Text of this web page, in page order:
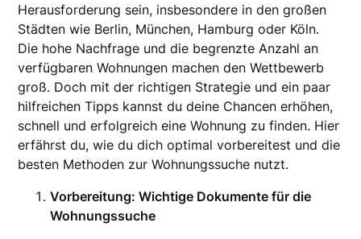
Herausforderung sein, insbesondere in den großen
Städten wie Berlin, München, Hamburg oder Köln.
Die hohe Nachfrage und die begrenzte Anzahl an
verfügbaren Wohnungen machen den Wettbewerb
groß. Doch mit der richtigen Strategie und ein paar
hilfreichen Tipps kannst du deine Chancen erhöhen,
schnell und erfolgreich eine Wohnung zu finden. Hier
erfährst du, wie du dich optimal vorbereitest und die
besten Methoden zur Wohnungssuche nutzt.
Vorbereitung: Wichtige Dokumente für die
Wohnungssuche